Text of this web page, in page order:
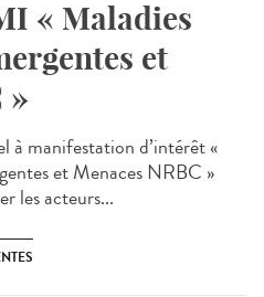
« Maladies
et
»
à manifestation d’intérêt «
et Menaces NRBC »
les acteurs...